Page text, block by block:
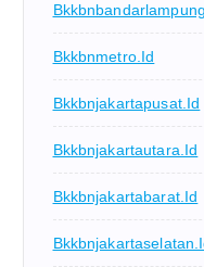
Bkkbnmetro.id
Bkkbnjakartapusat.id
Bkkbnjakartautara.id
Bkkbnjakartabarat.id